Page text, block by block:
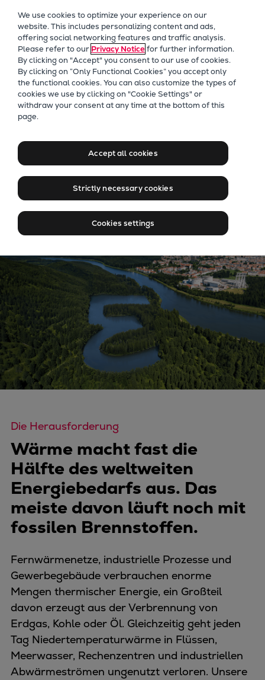
Zukunftstechnologien
Nachrüstungen
Zukunftskraftstoffe
Wärmepumpen
Kohlenstoffabscheidung
Digitalisierung
Company
Digital Center
Press & Media
Discover stories
Locationfinder
Wärmepumpen
Umgebungswärme wird zu
sauberer Energie. So heizen
wir Städte und senken den
CO₂-Ausstoß.
Die Herausforderung
Wärme macht fast die
Hälfte des weltweiten
Energiebedarfs aus. Das
meiste davon läuft noch mit
fossilen Brennstoffen.
Fernwärmenetze, industrielle Prozesse und
Gewerbegebäude verbrauchen enorme
Mengen thermischer Energie, ein Großteil
davon erzeugt aus der Verbrennung von
Erdgas, Kohle oder Öl. Gleichzeitig geht jeden
Tag Niedertemperaturwärme in Flüssen,
Meerwasser, Rechenzentren und industriellen
Abwärmeströmen ungenutzt verloren. Unsere
We use cookies to optimize your experience on our
website. This includes personalizing content and ads,
offering social networking features and traffic analysis.
Please refer to our Privacy Noticefor further information.
By clicking on "Accept" you consent to our use of cookies.
By clicking on “Only Functional Cookies” you accept only
the functional cookies. You can also customize the types of
cookies we use by clicking on "Cookie Settings" or
withdraw your consent at any time at the bottom of this
page.
Accept all cookies
Strictly necessary cookies
Cookies settings